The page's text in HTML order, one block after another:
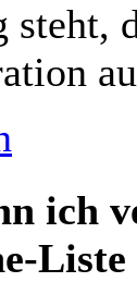
steht,
ich